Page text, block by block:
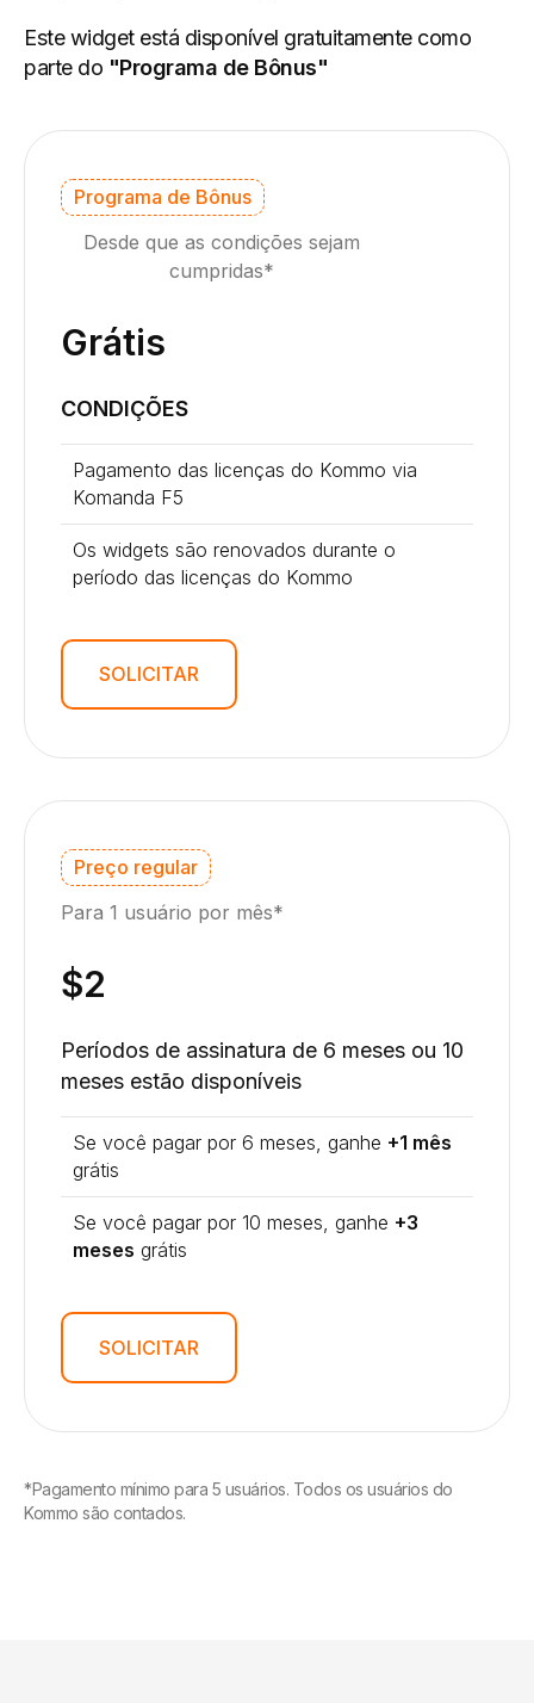
Este widget está disponível gratuitamente como
parte do "Programa de Bônus"
Programa de Bônus
Desde que as condições sejam
cumpridas*
Grátis
CONDIÇÕES
Pagamento das licenças do Kommo via
Komanda F5
Os widgets são renovados durante o
período das licenças do Kommo
SOLICITAR
Preço regular
Para 1 usuário por mês*
$2
Períodos de assinatura de 6 meses ou 10
meses estão disponíveis
Se você pagar por 6 meses, ganhe +1 mês
grátis
Se você pagar por 10 meses, ganhe +3
meses grátis
SOLICITAR
*Pagamento mínimo para 5 usuários. Todos os usuários do
Kommo são contados.